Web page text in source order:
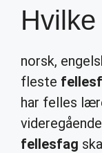
norsk,
fleste
har felles
fellesfag